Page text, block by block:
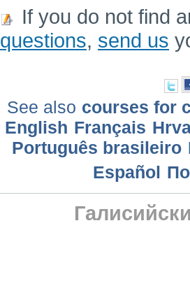
If you do not find
questions, send us
See also courses for
English Français
Português brasileiro
Еspañol